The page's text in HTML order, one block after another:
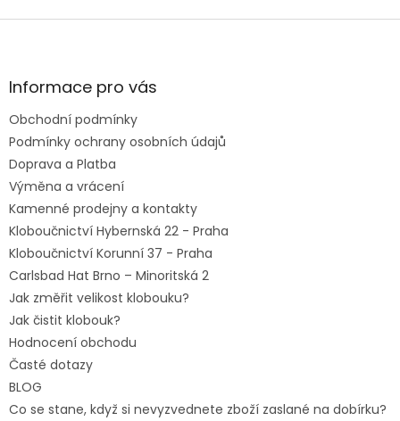
Z
aInformace pro vás
Obchodní podmínky
Podmínky ochrany osobních údajů
Doprava a Platba
Výměna a vrácení
Kamenné prodejny a kontakty
Kloboučnictví Hybernská 22 - Praha
Kloboučnictví Korunní 37 - Praha
Carlsbad Hat Brno – Minoritská 2
Jak změřit velikost klobouku?
Jak čistit klobouk?
Hodnocení obchodu
Časté dotazy
BLOG
Co se stane, když si nevyzvednete zboží zaslané na dobírku?